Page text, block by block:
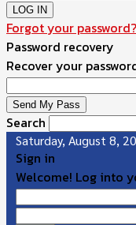
Forgot your password?
Password recovery
Recover your
Search
Saturday, August 8,
Sign in
Welcome! Log into